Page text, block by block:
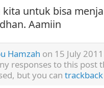
untuk bisa
Aamiin
Hamzah on 15 July
responses to this post
but you can trackback